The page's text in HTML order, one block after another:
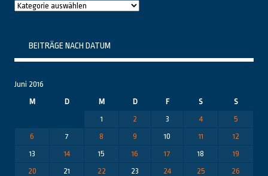
Raushier
BEITRÄGE NACH DATUM
Juni 2016
M
D M D F S
S
1
2 3 4
5
6
7 8 9 10 11
12
13
14 15 16 17 18
19
20
21 22 23 24 25
26